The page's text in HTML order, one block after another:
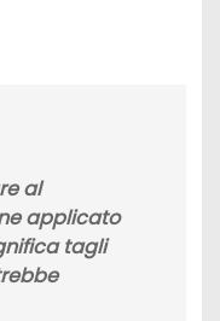
al
applicato
tagli